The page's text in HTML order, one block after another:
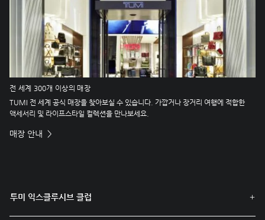
전 세계 300개 이상의 매장
TUMI 전 세계 공식 매장을 찾아보실 수 있습니다. 가깝거나 장거리 여행에 적합한
액세서리 및 라이프스타일 컬렉션을 만나보세요.
매장 안내
투미 익스클루시브 클럽